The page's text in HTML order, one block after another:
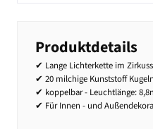
Produktdetails
✔ Lange Lichterkette im
✔ 20 milchige Kunststoff Kugeln
✔ koppelbar - Leuchtlänge:
✔ Für Innen - und